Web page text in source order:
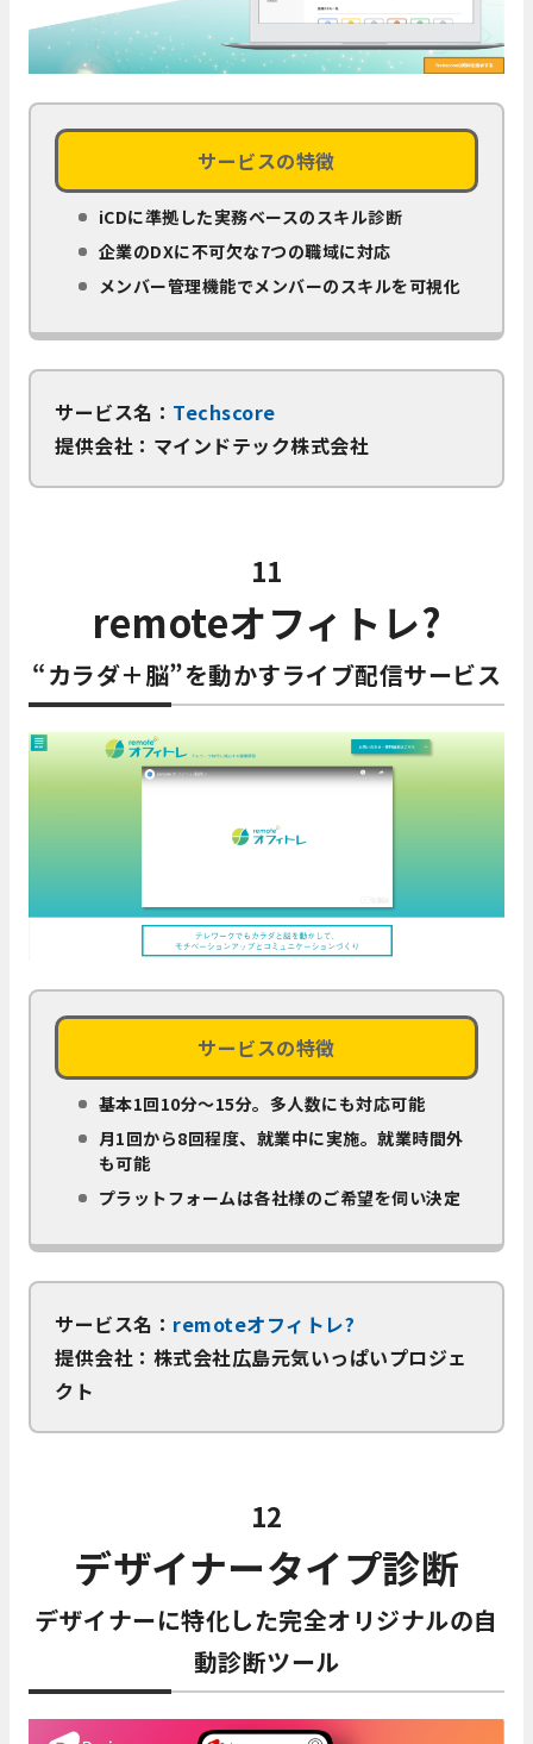
サービスの特徴
iCDに準拠した実務ベースのスキル診断
企業のDXに不可欠な7つの職域に対応
メンバー管理機能でメンバーのスキルを可視化
サービス名： Techscore
提供会社：マインドテック株式会社
11
remoteオフィトレ?
“カラダ＋脳”を動かすライブ配信サービス
サービスの特徴
基本1回10分～15分。多人数にも対応可能
月1回から8回程度、就業中に実施。就業時間外
も可能
プラットフォームは各社様のご希望を伺い決定
サービス名： remoteオフィトレ?
提供会社：株式会社広島元気いっぱいプロジェ
クト
12
デザイナータイプ診断
デザイナーに特化した完全オリジナルの自
動診断ツール